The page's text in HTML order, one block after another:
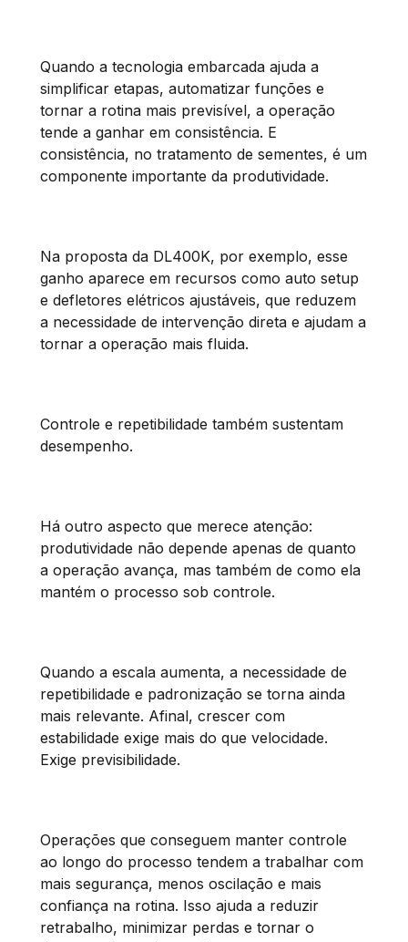
Quando a tecnologia embarcada ajuda a
simplificar etapas, automatizar funções e
tornar a rotina mais previsível, a operação
tende a ganhar em consistência. E
consistência, no tratamento de sementes, é um
componente importante da produtividade.
Na proposta da DL400K, por exemplo, esse
ganho aparece em recursos como auto setup
e defletores elétricos ajustáveis, que reduzem
a necessidade de intervenção direta e ajudam a
tornar a operação mais fluida.
Controle e repetibilidade também sustentam
desempenho.
Há outro aspecto que merece atenção:
produtividade não depende apenas de quanto
a operação avança, mas também de como ela
mantém o processo sob controle.
Quando a escala aumenta, a necessidade de
repetibilidade e padronização se torna ainda
mais relevante. Afinal, crescer com
estabilidade exige mais do que velocidade.
Exige previsibilidade.
Operações que conseguem manter controle
ao longo do processo tendem a trabalhar com
mais segurança, menos oscilação e mais
confiança na rotina. Isso ajuda a reduzir
retrabalho, minimizar perdas e tornar o